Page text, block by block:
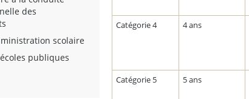
Catégorie 4 4 ans
Catégorie 5 5 ans
des
scolaire
publiques